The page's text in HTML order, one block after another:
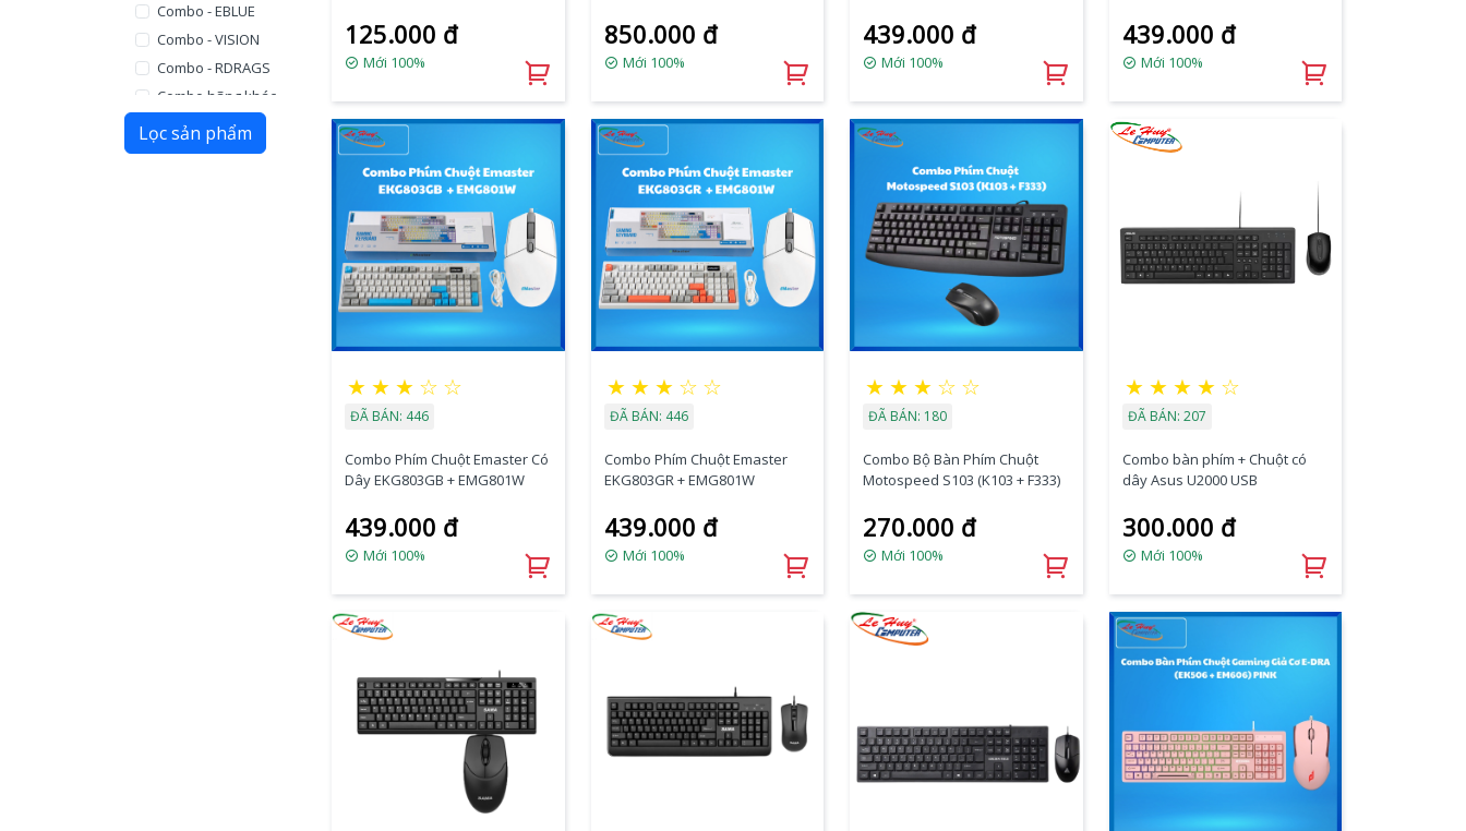
Combo - EBLUE
Combo - VISION
Combo - RDRAGS
Combo hãng khác
Lọc sản phẩm
125.000 đ
Mới 100%
850.000 đ
Mới 100%
439.000 đ
Mới 100%
439.000 đ
Mới 100%
★ ★ ★ ☆ ☆
ĐÃ BÁN: 446
Combo Phím Chuột Emaster Có
Dây EKG803GB + EMG801W
439.000 đ
Mới 100%
★ ★ ★ ☆ ☆
ĐÃ BÁN: 446
Combo Phím Chuột Emaster
EKG803GR + EMG801W
439.000 đ
Mới 100%
★ ★ ★ ☆ ☆
ĐÃ BÁN: 180
Combo Bộ Bàn Phím Chuột
Motospeed S103 (K103 + F333)
270.000 đ
Mới 100%
★ ★ ★ ★ ☆
ĐÃ BÁN: 207
Combo bàn phím + Chuột có
dây Asus U2000 USB
300.000 đ
Mới 100%